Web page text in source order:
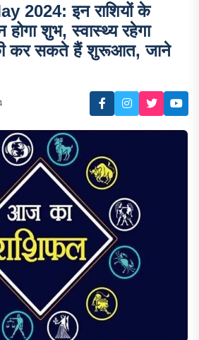
2024: इन राशियों के
शुभ, स्वास्थ्य रहेगा
कर सकते हैं शुरूआत, जाने